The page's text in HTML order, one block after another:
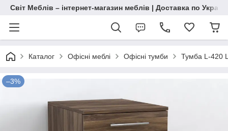
Світ Меблів – інтернет-магазин меблів | Доставка по
Каталог Офісні меблі Офісні тумби Тумба L-420
–3%